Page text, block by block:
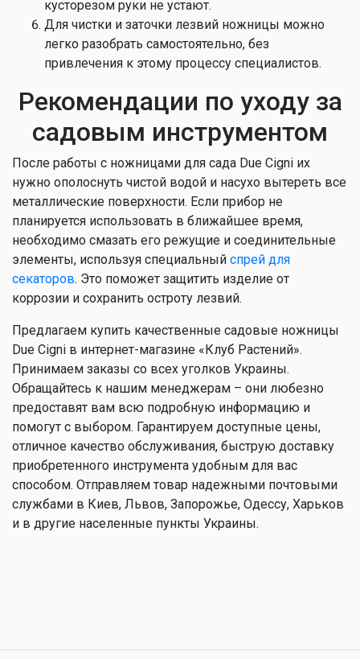
кусторезом руки не устают.
Для чистки и заточки лезвий ножницы можно
легко разобрать самостоятельно, без
привлечения к этому процессу специалистов.
Рекомендации по уходу за
садовым инструментом
После работы с ножницами для сада Due Cigni их
нужно ополоснуть чистой водой и насухо вытереть все
металлические поверхности. Если прибор не
планируется использовать в ближайшее время,
необходимо смазать его режущие и соединительные
элементы, используя специальный спрей для
секаторов. Это поможет защитить изделие от
коррозии и сохранить остроту лезвий.
Предлагаем купить качественные садовые ножницы
Due Cigni в интернет-магазине «Клуб Растений».
Принимаем заказы со всех уголков Украины.
Обращайтесь к нашим менеджерам – они любезно
предоставят вам всю подробную информацию и
помогут с выбором. Гарантируем доступные цены,
отличное качество обслуживания, быструю доставку
приобретенного инструмента удобным для вас
способом. Отправляем товар надежными почтовыми
службами в Киев, Львов, Запорожье, Одессу, Харьков
и в другие населенные пункты Украины.